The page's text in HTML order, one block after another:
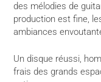
des mélodies de
production est fine,
ambiances
Un disque réussi,
frais des grands